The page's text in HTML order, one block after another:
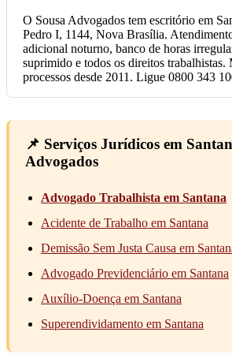
O Sousa Advogados tem escritório em
Pedro I, 1144, Nova Brasília.
adicional noturno, banco de horas
suprimido e todos os direitos trabalhistas.
processos desde 2011. Ligue 0800 343
📌 Serviços Jurídicos em
Advogados
Advogado Trabalhista em Santana
Acidente de Trabalho em Santana
Demissão Sem Justa Causa em
Advogado Previdenciário em Santana
Auxílio-Doença em Santana
Superendividamento em Santana